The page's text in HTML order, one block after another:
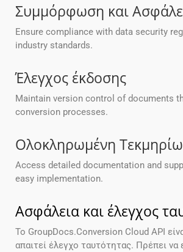
Συμμόρφωση και
Ensure compliance with data security
industry standards.
Έλεγχος έκδοσης
Maintain version control of documents
conversion processes.
Ολοκληρωμένη
Access detailed documentation and
easy implementation.
Ασφάλεια και έλεγχος
Το GroupDocs.Conversion Cloud API
απαιτεί έλεγχο ταυτότητας. Πρέπει να